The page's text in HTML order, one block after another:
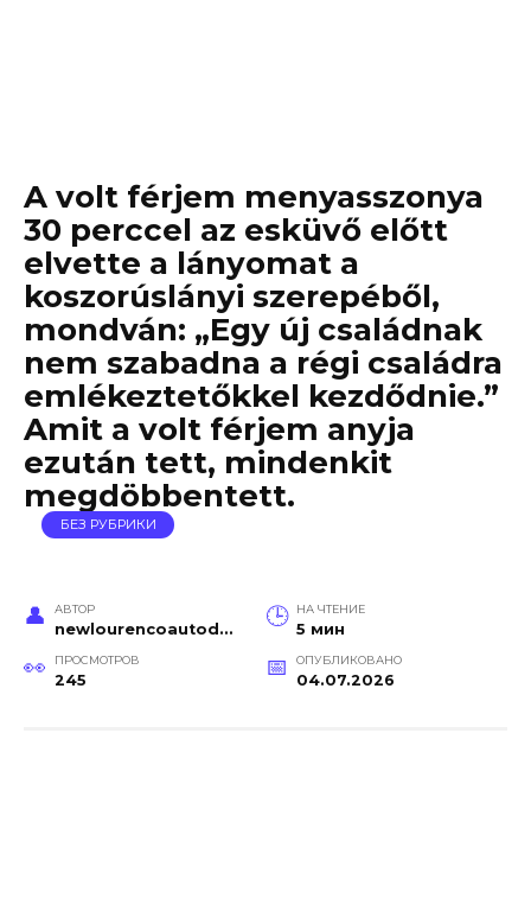
A volt férjem menyasszonya
30 perccel az esküvő előtt
elvette a lányomat a
koszorúslányi szerepéből,
mondván: „Egy új családnak
nem szabadna a régi családra
emlékeztetőkkel kezdődnie.”
Amit a volt férjem anyja
ezután tett, mindenkit
megdöbbentett.
БЕЗ РУБРИКИ
АВТОР
newlourencoautodetail
НА ЧТЕНИЕ
5 мин
ПРОСМОТРОВ
245
ОПУБЛИКОВАНО
04.07.2026